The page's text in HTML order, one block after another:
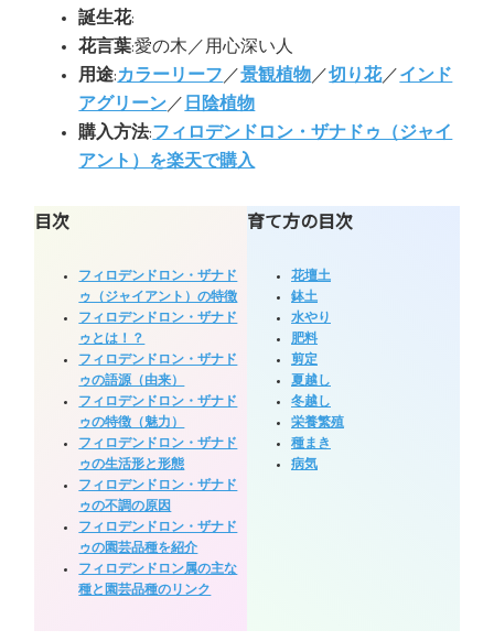
誕生花:
花言葉:愛の木／用心深い人
用途:カラーリーフ ／景観植物 ／切り花／インド
アグリーン ／ 日陰植物
購入方法:フィロデンドロン・ザナドゥ（ジャイ
アント）を楽天で購入
目次
フィロデンドロン・ザナド
ゥ（ジャイアント）の特徴
フィロデンドロン・ザナド
ゥとは！？
フィロデンドロン・ザナド
ゥの語源（由来）
フィロデンドロン・ザナド
ゥの特徴（魅力）
フィロデンドロン・ザナド
ゥの生活形と形態
フィロデンドロン・ザナド
ゥの不調の原因
フィロデンドロン・ザナド
ゥの園芸品種を紹介
フィロデンドロン属の主な
種と園芸品種のリンク
育て方の目次
花壇土
鉢土
水やり
肥料
剪定
夏越し
冬越し
栄養繁殖
種まき
病気